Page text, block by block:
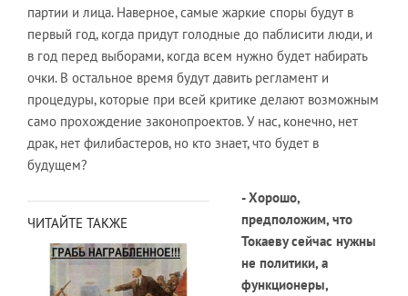
партии и лица. Наверное, самые жаркие споры будут в
первый год, когда придут голодные до паблисити люди, и
в год перед выборами, когда всем нужно будет набирать
очки. В остальное время будут давить регламент и
процедуры, которые при всей критике делают возможным
само прохождение законопроектов. У нас, конечно, нет
драк, нет филибастеров, но кто знает, что будет в
будущем?
ЧИТАЙТЕ ТАКЖЕ
- Хорошо,
предположим, что
Токаеву сейчас нужны
не политики, а
функционеры,